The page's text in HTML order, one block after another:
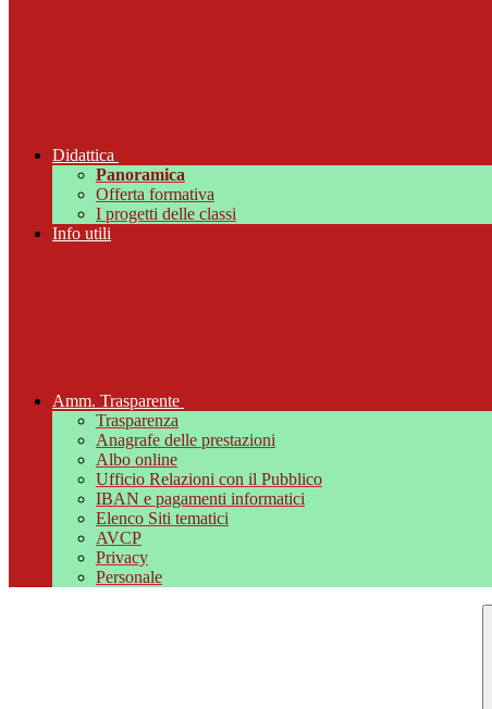
Didattica
Panoramica
Offerta formativa
I progetti delle classi
Info utili
Amm. Trasparente
Trasparenza
Anagrafe delle prestazioni
Albo online
Ufficio Relazioni con il Pubblico
IBAN e pagamenti informatici
Elenco Siti tematici
AVCP
Privacy
Personale